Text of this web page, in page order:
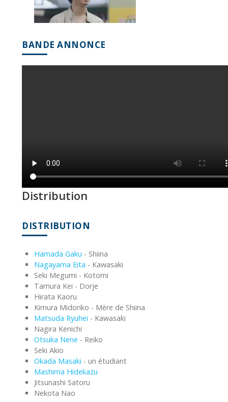
BANDE ANNONCE
Distribution
DISTRIBUTION
Hamada Gaku - Shiina
Nagayama Eita - Kawasaki
Seki Megumi - Kotomi
Tamura Kei - Dorje
Hirata Kaoru
Kimura Midoriko - Mère de Shiina
Matsuda Ryuhei - Kawasaki
Nagira Kenichi
Otsuka Nene - Reiko
Seki Akio
Okada Masaki - un étudiant
Mashima Hidekazu
Jitsunashi Satoru
Nekota Nao